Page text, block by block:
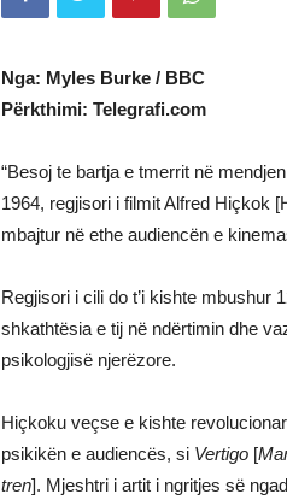
Nga: Myles Burke / BBC
Përkthimi: Telegrafi.com
“Besoj te bartja e tmerrit në
1964, regjisori i filmit Alfred Hiçkok
mbajtur në ethe audiencën e
Regjisori i cili do t’i kishte mbushur
shkathtësia e tij në ndërtimin dhe
psikologjisë njerëzore.
Hiçkoku veçse e kishte
psikikën e audiencës, si Vertigo [
tren]. Mjeshtri i artit i ngritjes së